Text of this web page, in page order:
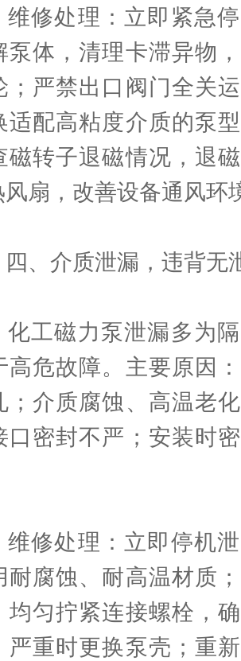
处理：立即紧急停
泵体，清理卡滞异物
；严禁出口阀门全关
适配高粘度介质的泵
磁转子退磁情况，退
风扇，改善设备通风环
介质泄漏，违背无
磁力泵泄漏多为隔
高危故障。主要原因
；介质腐蚀、高温老
口密封不严；安装时
处理：立即停机泄
耐腐蚀、耐高温材质
均匀拧紧连接螺栓，
严重时更换泵壳；重